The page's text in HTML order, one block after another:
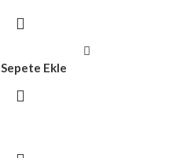
Sepete Ekle